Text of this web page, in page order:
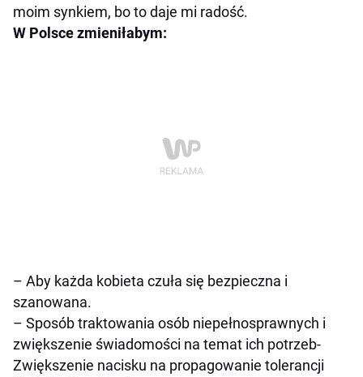
moim synkiem, bo to daje mi radość.
W Polsce zmieniłabym:
– Aby każda kobieta czuła się bezpieczna i
szanowana.
– Sposób traktowania osób niepełnosprawnych i
zwiększenie świadomości na temat ich potrzeb-
Zwiększenie nacisku na propagowanie tolerancji